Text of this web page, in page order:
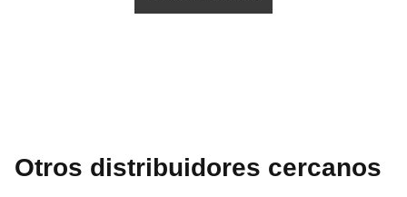
Otros distribuidores cercanos